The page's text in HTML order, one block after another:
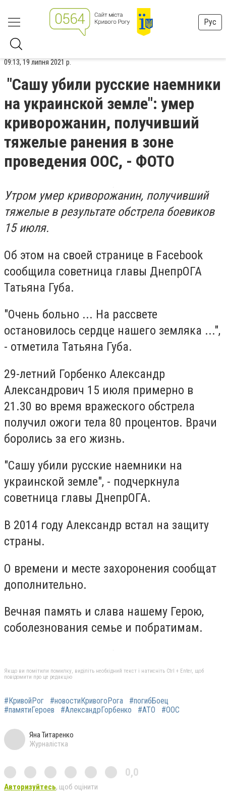
Рус
09:13, 19 липня 2021 р.
"Сашу убили русские наемники
на украинской земле": умер
криворожанин, получивший
тяжелые ранения в зоне
проведения ООС, - ФОТО
Утром умер криворожанин, получивший
тяжелые в результате обстрела боевиков
15 июля.
Об этом на своей странице в Facebook
сообщила советница главы ДнепрОГА
Татьяна Губа.
"Очень больно ... На рассвете
остановилось сердце нашего земляка ...",
- отметила Татьяна Губа.
29-летний Горбенко Александр
Александрович 15 июля примерно в
21.30 во время вражеского обстрела
получил ожоги тела 80 процентов. Врачи
боролись за его жизнь.
"Сашу убили русские наемники на
украинской земле", - подчеркнула
советница главы ДнепрОГА.
В 2014 году Александр встал на защиту
страны.
О времени и месте захоронения сообщат
дополнительно.
Вечная память и слава нашему Герою,
соболезнования семье и побратимам.
Якщо ви помітили помилку, виділіть необхідний текст і натисніть Ctrl + Enter, щоб
повідомити про це редакцію
#КривойРог #новостиКривогоРога
#погибБоец
#памятиГероев
#АлександрГорбенко #АТО #ООС
Яна Титаренко
Журналістка
0,0
Авторизуйтесь, щоб оцінити